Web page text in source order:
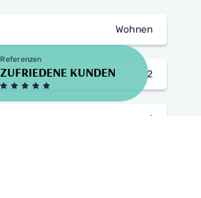
Referenzen
ZUFRIEDENE KUNDEN
Wohnen
2
1